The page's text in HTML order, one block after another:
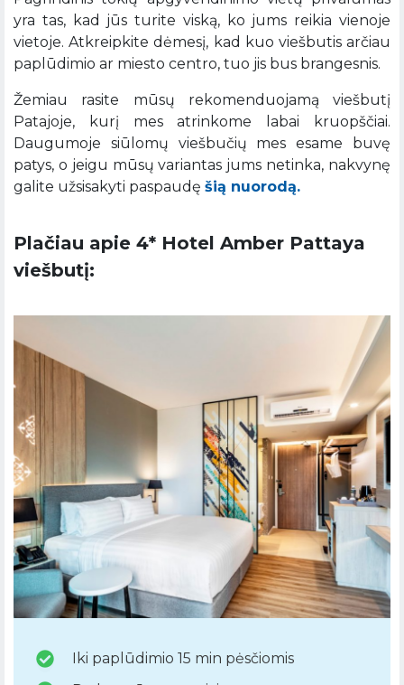
yra tas, kad jūs turite viską, ko jums reikia vienoje
vietoje. Atkreipkite dėmesį, kad kuo viešbutis arčiau
paplūdimio ar miesto centro, tuo jis bus brangesnis.
Žemiau rasite mūsų rekomenduojamą viešbutį
Patajoje, kurį mes atrinkome labai kruopščiai.
Daugumoje siūlomų viešbučių mes esame buvę
patys, o jeigu mūsų variantas jums netinka, nakvynę
galite užsisakyti paspaudę šią nuorodą.
Plačiau apie 4* Hotel Amber Pattaya
viešbutį:
Iki paplūdimio 15 min pėsčiomis